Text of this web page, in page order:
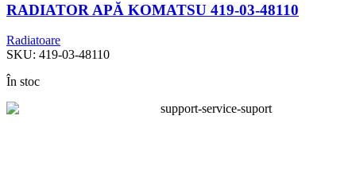
RADIATOR APĂ KOMATSU 419-03-48110
Radiatoare
SKU: 419-03-48110
În stoc